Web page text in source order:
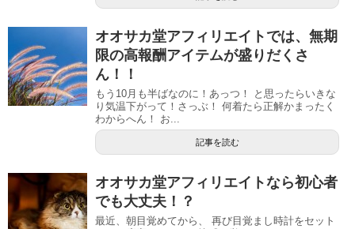
オオサカ堂アフィリエイトでは、無期
限の高報酬アイテムが盛りだくさ
ん！！
もう10月も半ばなのに！あっつ！ と思ったらいきな
り気温下がって！さっぶ！ 何着たら正解かまったく
わからへん！ お...
記事を読む
オオサカ堂アフィリエイトなら初心者
でも大丈夫！？
最近、朝目覚めてから、 再び目覚まし時計をセット